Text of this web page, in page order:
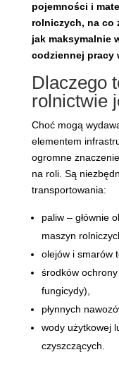
pojemności i
rolniczych, na co
jak maksymalnie
codziennej pracy
Dlaczego
rolnictwie
Choć mogą
elementem
ogromne
na roli. Są
transportowania:
paliw – głównie
maszyn
olejów i smarów
środków
fungicydy),
płynnych
wody użytkowej
czyszczących.